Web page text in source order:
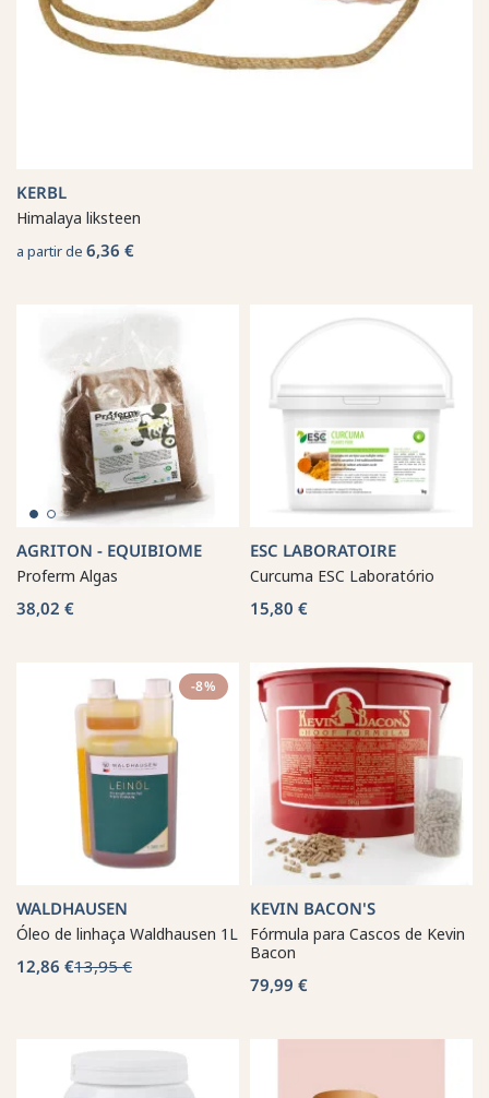
KERBL
Himalaya liksteen
a partir de 6,36 €
AGRITON - EQUIBIOME
Proferm Algas
38,02 €
ESC LABORATOIRE
Curcuma ESC Laboratório
15,80 €
-8%
WALDHAUSEN
Óleo de linhaça Waldhausen 1L
12,86 €13,95 €
KEVIN BACON'S
Fórmula para Cascos de Kevin
Bacon
79,99 €